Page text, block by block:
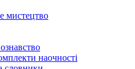
мистецтво
наочності